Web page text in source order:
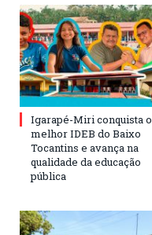
Igarapé-Miri conquista o
melhor IDEB do Baixo
Tocantins e avança na
qualidade da educação
pública